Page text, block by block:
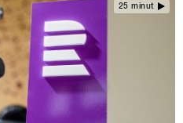
25 minut